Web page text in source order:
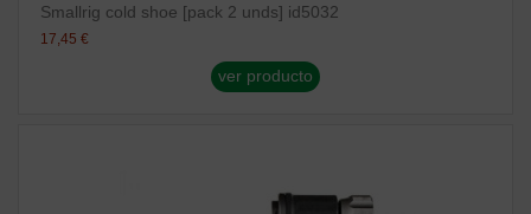
Smallrig cold shoe [pack 2 unds] id5032
17,45 €
ver producto